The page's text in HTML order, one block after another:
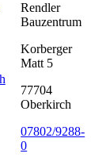
Rendler
Bauzentrum
Korberger
Matt 5
77704
Oberkirch
07802/9288-
0